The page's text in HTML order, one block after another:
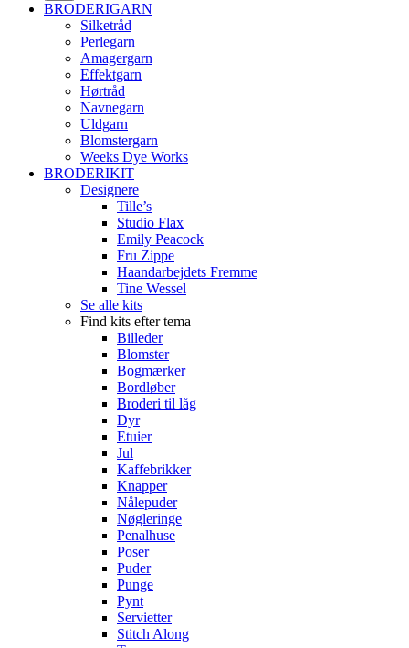
BRODERIGARN
Silketråd
Perlegarn
Amagergarn
Effektgarn
Hørtråd
Navnegarn
Uldgarn
Blomstergarn
Weeks Dye Works
BRODERIKIT
Designere
Tille’s
Studio Flax
Emily Peacock
Fru Zippe
Haandarbejdets Fremme
Tine Wessel
Se alle kits
Find kits efter tema
Billeder
Blomster
Bogmærker
Bordløber
Broderi til låg
Dyr
Etuier
Jul
Kaffebrikker
Knapper
Nålepuder
Nøgleringe
Penalhuse
Poser
Puder
Punge
Pynt
Servietter
Stitch Along